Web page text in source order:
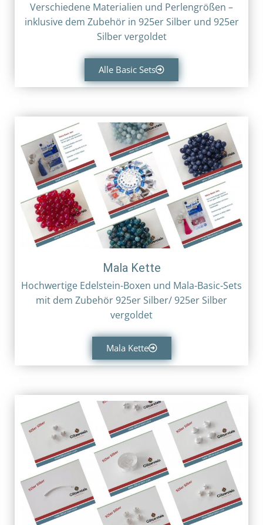
Verschiedene Materialien und Perlengrößen –
inklusive dem Zubehör in 925er Silber und 925er
Silber vergoldet
Alle Basic Sets
Mala Kette
Hochwertige Edelstein-Boxen und Mala-Basic-Sets
mit dem Zubehör 925er Silber/ 925er Silber
vergoldet
Mala Kette